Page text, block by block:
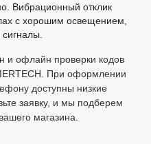
Вибрационный отклик
с хорошим освещением,
сигналы.
и офлайн проверки кодов
При оформлении
доступны низкие
заявку, и мы подберем
магазина.